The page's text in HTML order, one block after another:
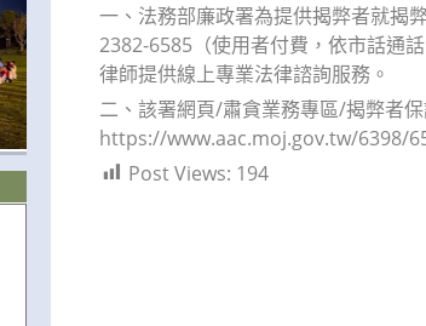
一、法務部廉政署為提供揭弊者就揭
2382-6585（使用者付費，依市話通
律師提供線上專業法律諮詢服務。
二、該署網頁/肅貪業務專區/揭弊者
https://www.aac.moj.gov.tw/6398/
Post Views: 194